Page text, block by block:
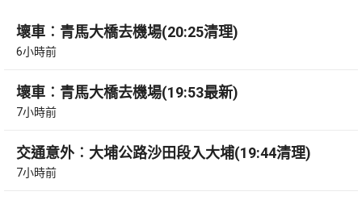
壞車︰青馬大橋去機場(20:25清理)
6小時前
壞車︰青馬大橋去機場(19:53最新)
7小時前
交通意外︰大埔公路沙田段入大埔(19:44清理)
7小時前